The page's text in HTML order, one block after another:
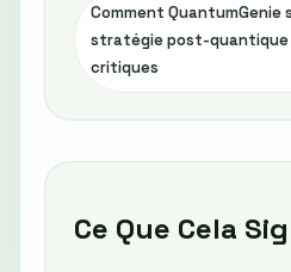
Comment QuantumGenie
stratégie post-
critiques
Ce Que Cela